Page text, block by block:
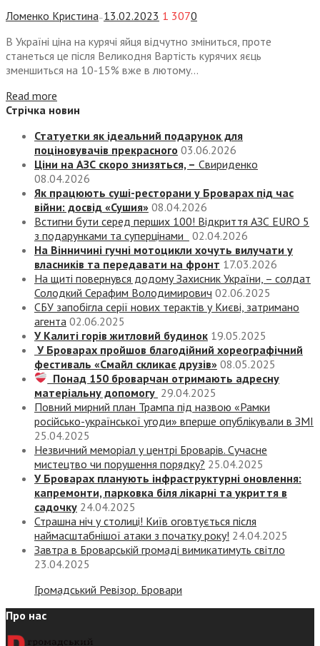
Ломенко Кристина — 13.02.2023 1 3070
В Україні ціна на курячі яйця відчутно зміниться, проте
станеться це після Великодня Вартість курячих яєць
зменшиться на 10-15% вже в лютому...
Read more
Стрічка новин
Статуетки як ідеальний подарунок для
поціновувачів прекрасного 03.06.2026
Ціни на АЗС скоро знизяться, – Свириденко
08.04.2026
Як працюють суші-ресторани у Броварах під час
війни: досвід «Сушия» 08.04.2026
Встигни бути серед перших 100! Відкриття АЗС EURO 5
з подарунками та суперцінами
02.04.2026
На Вінничині гучні мотоцикли хочуть вилучати у
власників та передавати на фронт 17.03.2026
На щиті повернувся додому Захисник України, – солдат
Солодкий Серафим Володимирович 02.06.2025
СБУ запобігла серії нових терактів у Києві, затримано
агента 02.06.2025
У Калиті горів житловий будинок 19.05.2025
У Броварах пройшов благодійний хореографічний
фестиваль «Смайл скликає друзів» 08.05.2025
Понад 150 броварчан отримають адресну
матеріальну допомогу 29.04.2025
Повний мирний план Трампа під назвою «‎Рамки
російсько-української угоди» вперше опублікували в ЗМІ
25.04.2025
Незвичний меморіал у центрі Броварів. Сучасне
мистецтво чи порушення порядку? 25.04.2025
У Броварах планують інфраструктурні оновлення:
капремонти, парковка біля лікарні та укриття в
садочку 24.04.2025
Страшна ніч у столиці! Київ оговтується після
наймасштабнішої атаки з початку року! 24.04.2025
Завтра в Броварській громаді вимикатимуть світло
23.04.2025
Громадський Ревізор. Бровари
Про нас